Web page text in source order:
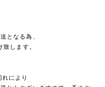
となる為、
します。
により